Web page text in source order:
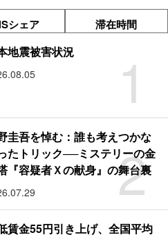
シェア 滞在時間
1
地震被害状況
2
圭吾を悼む：誰も考えつかな
たトリック──ミステリーの金
『容疑者Ｘの献身』の舞台裏
賃金55円引き上げ、全国平均